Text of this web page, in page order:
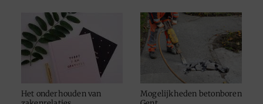
Het onderhouden van
Mogelijkheden betonboren